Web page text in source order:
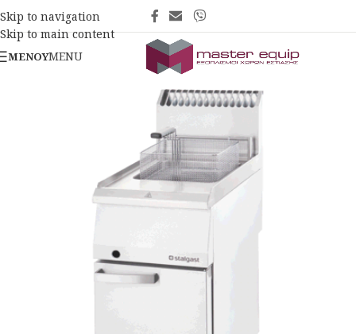
Skip to navigation
Skip to main content
ΜΕΝΟΎMENU